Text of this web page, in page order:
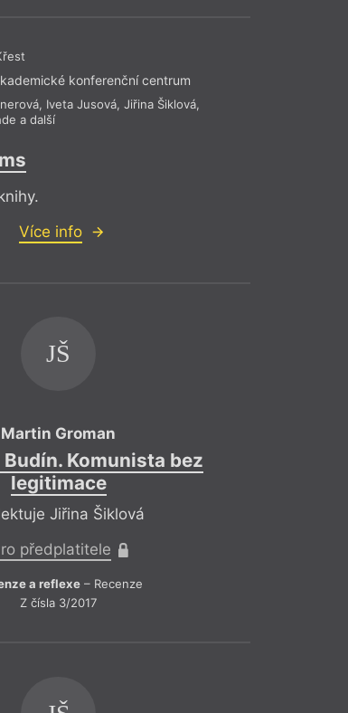
konferenční centrum
, Iveta Jusová,Jiřina Šiklová,
a další
Více info
JŠ
Martin Groman
Komunista bez
legitimace
Jiřina Šiklová
předplatitele
a reflexe– Recenze
Z čísla 3/2017